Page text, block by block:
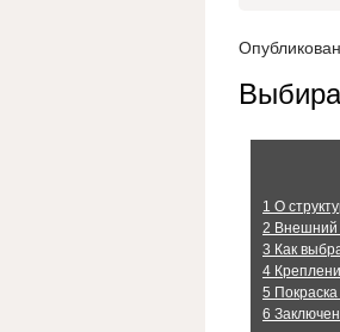
1 О
2 Внешний
3 Как
4
5
6